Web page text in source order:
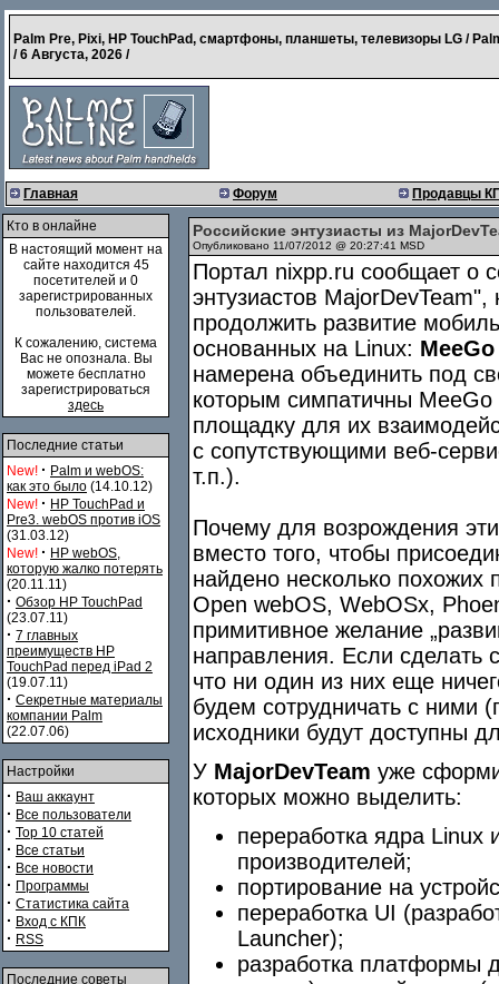
Palm Pre, Pixi, HP TouchPad, смартфоны, планшеты, телевизоры LG /
/6 Августа, 2026 /
Главная Форум Продавцы
Кто в онлайне
В настоящий момент на
сайте находится 45
посетителей и 0
зарегистрированных
пользователей.
К сожалению, система
Вас не опознала. Вы
можете бесплатно
зарегистрироваться
здесь
Последние статьи
New! · Palm и webOS:
как это было (14.10.12)
New! · HP TouchPad и
Pre3. webOS против iOS
(31.03.12)
New! · HP webOS,
которую жалко потерять
(20.11.11)
· Обзор HP TouchPad
(23.07.11)
· 7 главных
преимуществ HP
TouchPad перед iPad 2
(19.07.11)
· Секретные материалы
компании Palm
(22.07.06)
Настройки
· Ваш аккаунт
· Все пользователи
· Top 10 статей
· Все статьи
· Все новости
· Программы
· Статистика сайта
· Вход с КПК
· RSS
Последние советы
Российские энтузиасты из
Опубликовано 11/07/2012 @ 20:27:41 MSD
Портал nixpp.ru сообщает о
энтузиастов
продолжить развитие
основанных на Linux: MeeGo
намерена объединить под
которым симпатичны MeeGo
площадку для их
с сопутствующими веб-
т.п.).
Почему для возрождения
вместо того, чтобы
найдено несколько похожих
Open webOS, WebOSx,
примитивное желание
направления. Если сделать
что ни один из них еще
будем сотрудничать с ними
исходники будут доступны
У MajorDevTeam уже
которых можно выделить:
переработка ядра Linux
производителей;
портирование на
переработка UI
Launcher);
разработка платформы